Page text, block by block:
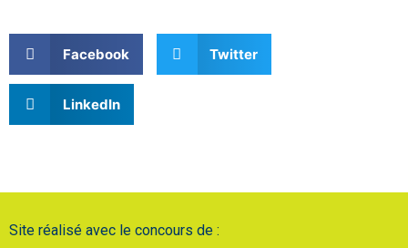
Facebook Twitter
LinkedIn
Site réalisé avec le concours de :